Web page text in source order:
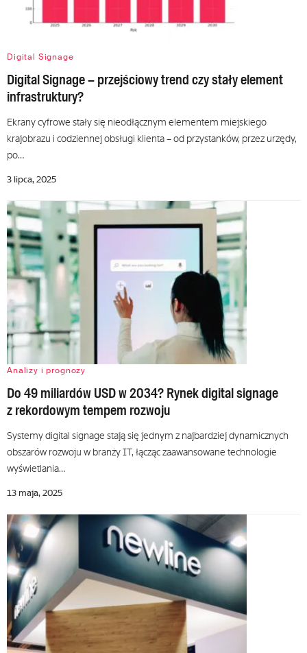
Digital Signage
Digital Signage – przejściowy trend czy stały element
infrastruktury?
Ekrany cyfrowe stały się nieodłącznym elementem miejskiego
krajobrazu i codziennej obsługi klienta – od przystanków, przez urzędy,
po…
3 lipca, 2025
Analizy i prognozy
Do 49 miliardów USD w 2034? Rynek digital signage
z rekordowym tempem rozwoju
Systemy digital signage stają się jednym z najbardziej dynamicznych
obszarów rozwoju w branży IT, łącząc zaawansowane technologie
wyświetlania…
13 maja, 2025